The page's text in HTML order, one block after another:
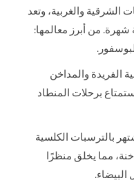
الشرقية والغربية، وتعد
من أبرز معالمها:
الفريدة والمداخن
برحلات المنطاد
بالترسبات الكلسية
مما يخلق منظرًا
البيضاء.